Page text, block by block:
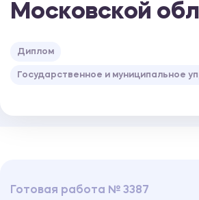
Московской
Диплом
Государственное и муниципальное
Готовая работа № 3387